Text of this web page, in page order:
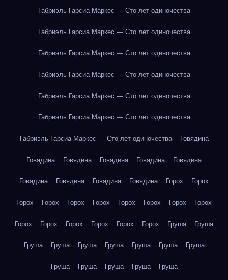
Габриэль Гарсиа Маркес — Сто лет одиночества
Габриэль Гарсиа Маркес — Сто лет одиночества
Габриэль Гарсиа Маркес — Сто лет одиночества
Габриэль Гарсиа Маркес — Сто лет одиночества
Габриэль Гарсиа Маркес — Сто лет одиночества
Габриэль Гарсиа Маркес — Сто лет одиночества
Габриэль Гарсиа Маркес — Сто лет одиночества Говядина
Говядина Говядина Говядина Говядина Говядина
Говядина Говядина Говядина Говядина Горох Горох
Горох Горох Горох Горох Горох Горох Горох Горох
Горох Горох Горох Горох Горох Горох Груша Груша
Груша Груша Груша Груша Груша Груша Груша
Груша Груша Груша Груша Груша